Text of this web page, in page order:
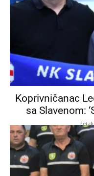
Koprivničanac
sa Slavenom: